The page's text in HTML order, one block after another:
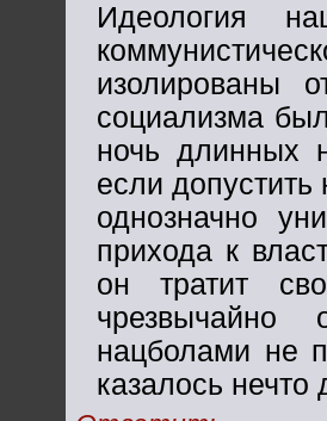
Идеология
изолированы
социализма
ночь длинных
если
однозначно
прихода к
он тратит
чрезвычайно
нацболами не
казалось нечто